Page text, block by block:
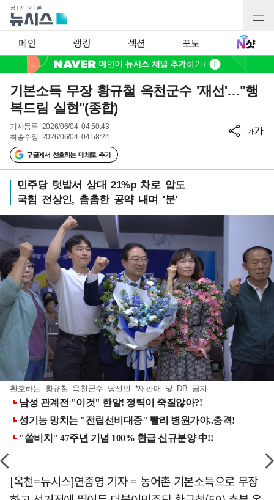
메인 랭킹 섹션 포토
기본소득 무장 황규철 옥천군수 '재선'…"행
복드림 실현"(종합)
기사등록 2026/06/04 04:50:43
최종수정 2026/06/04 04:58:24
구글에서 선호하는 매체로 추가
가가
민주당 텃밭서 상대 21%p 차로 압도
국힘 전상인, 촘촘한 공약 내며 '분'
환호하는 황규철 옥천군수 당선인 *재판매 및 DB 금지
[옥천=뉴시스]연종영 기자 = 농어촌 기본소득으로 무장